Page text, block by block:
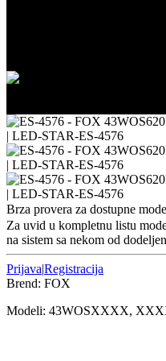
Brza provera za dostupne
Za uvid u kompletnu listu
na sistem sa nekom od
Prijava|Registracija
Brend: FOX
Modeli: 43WOSXXXX,